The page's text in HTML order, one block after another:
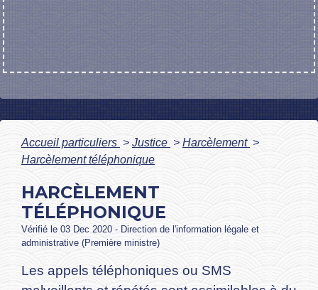
Accueil particuliers > Justice > Harcèlement >
Harcèlement téléphonique
HARCÈLEMENT
TÉLÉPHONIQUE
Vérifié le 03 Dec 2020 - Direction de l'information légale et
administrative (Première ministre)
Les appels téléphoniques ou SMS